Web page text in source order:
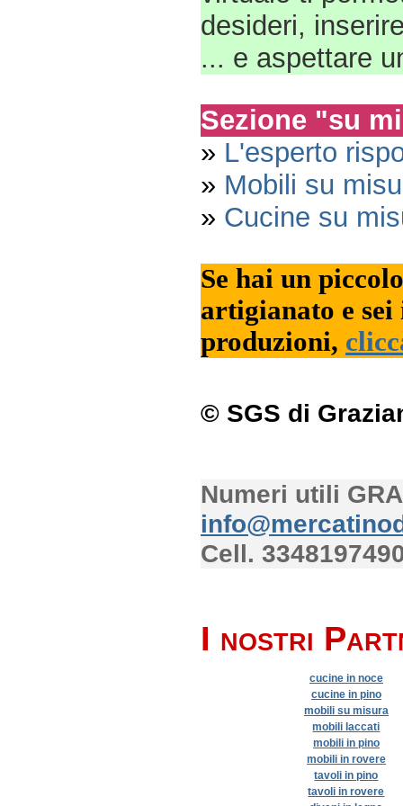
desideri,
... e aspettare
Sezione "su
» L'esperto
» Mobili su
» Cucine su
Se hai un
artigianato e sei
produzioni,
© SGS di
Numeri utili
Cell.
I nostri
cucine in noce
cucine in pino
mobili su misura
mobili laccati
mobili in pino
mobili in rovere
tavoli in pino
tavoli in rovere